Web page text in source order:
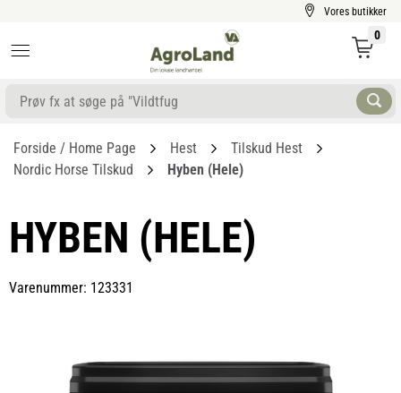
Vores butikker
0
Forside / Home Page Hest
Tilskud Hest
Nordic Horse Tilskud
Hyben (hele)
HYBEN (HELE)
Varenummer: 123331